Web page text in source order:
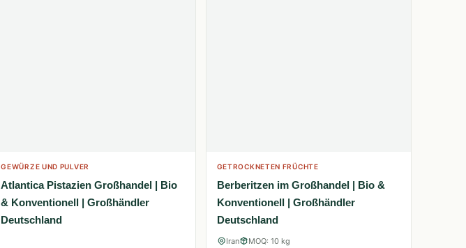
GEWÜRZE UND PULVER
Atlantica Pistazien Großhandel | Bio
& Konventionell | Großhändler
Deutschland
GETROCKNETEN FRÜCHTE
Berberitzen im Großhandel | Bio &
Konventionell | Großhändler
Deutschland
Iran MOQ: 10 kg